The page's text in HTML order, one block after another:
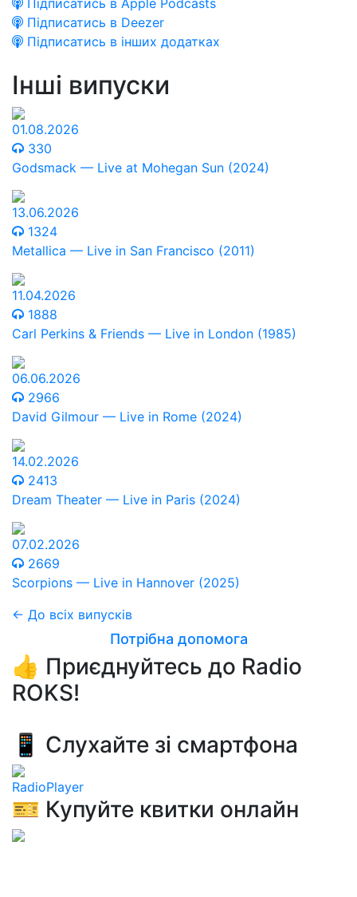
Підписатись в Apple Podcasts
Підписатись в Deezer
Підписатись в інших додатках
Інші випуски
01.08.2026
330
Godsmack — Live at Mohegan Sun (2024)
13.06.2026
1324
Metallica — Live in San Francisco (2011)
11.04.2026
1888
Carl Perkins & Friends — Live in London (1985)
06.06.2026
2966
David Gilmour — Live in Rome (2024)
14.02.2026
2413
Dream Theater — Live in Paris (2024)
07.02.2026
2669
Scorpions — Live in Hannover (2025)
← До всіх випусків
Потрібна допомога
👍 Приєднуйтесь до Radio
ROKS!
📱 Слухайте зі смартфона
RadioPlayer
🎫 Купуйте квитки онлайн